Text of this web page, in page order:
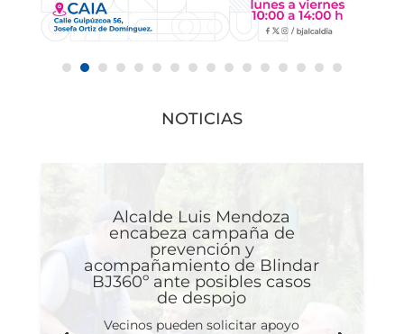
NOTICIAS
Alcalde Luis Mendoza
encabeza campaña de
prevención y
acompañamiento de Blindar
BJ360º ante posibles casos
de despojo
Vecinos pueden solicitar apoyo